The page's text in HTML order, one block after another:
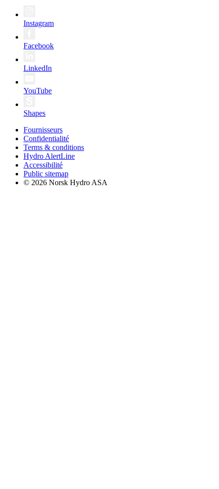
Instagram
Facebook
LinkedIn
YouTube
Shapes
Fournisseurs
Confidentialité
Terms & conditions
Hydro AlertLine
Accessibilité
Public sitemap
© 2026 Norsk Hydro ASA